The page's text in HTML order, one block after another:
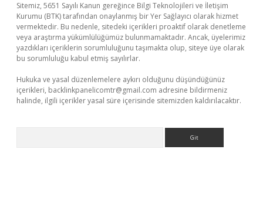
Sitemiz, 5651 Sayılı Kanun gereğince Bilgi Teknolojileri ve İletişim
Kurumu (BTK) tarafından onaylanmış bir Yer Sağlayıcı olarak hizmet
vermektedir. Bu nedenle, sitedeki içerikleri proaktif olarak denetleme
veya araştırma yükümlülüğümüz bulunmamaktadır. Ancak, üyelerimiz
yazdıkları içeriklerin sorumluluğunu taşımakta olup, siteye üye olarak
bu sorumluluğu kabul etmiş sayılırlar.
Hukuka ve yasal düzenlemelere aykırı olduğunu düşündüğünüz
içerikleri, backlinkpanelicomtr@gmail.com adresine bildirmeniz
halinde, ilgili içerikler yasal süre içerisinde sitemizden kaldırılacaktır.